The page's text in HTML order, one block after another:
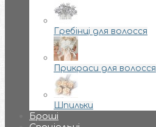
Гребінці для волосся
Прикраси для волосся
Шпильки
Броші